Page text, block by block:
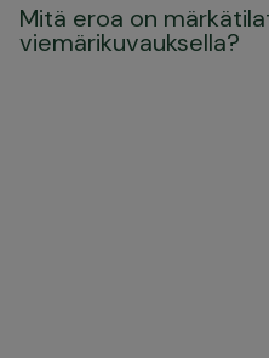
Mitä eroa on
viemärikuvauksella?